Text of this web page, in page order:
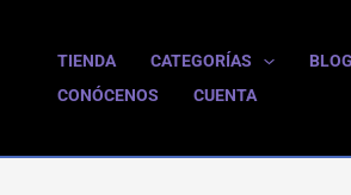
TIENDA CATEGORÍAS
BLOG
CONÓCENOS
CUENTA